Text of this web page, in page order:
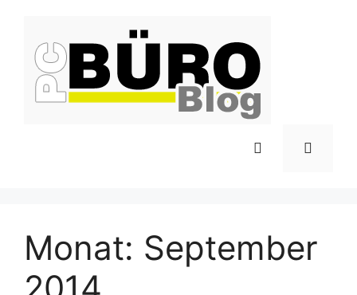
springen
Monat: September